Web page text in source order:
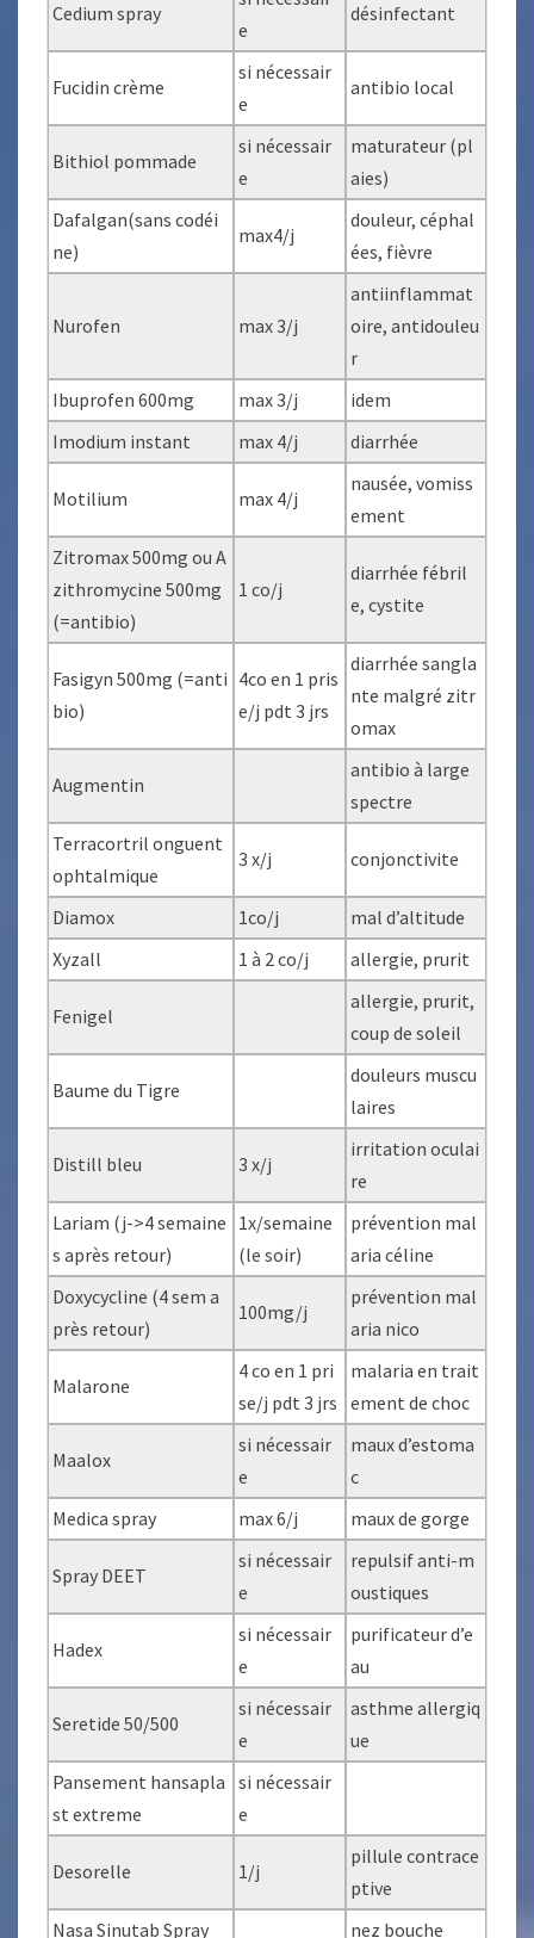
Cedium spray
e
désinfectant
Fucidin crème
si nécessair
e
antibio local
Bithiol pommade
si nécessair
e
maturateur (pl
aies)
Dafalgan(sans codéi
ne)
max4/j
douleur, céphal
ées, fièvre
Nurofen max 3/j
antiinflammat
oire, antidouleu
r
Ibuprofen 600mg
max 3/j
idem
Imodium instant
max 4/j diarrhée
Motilium max 4/j
nausée, vomiss
ement
Zitromax 500mg ou A
zithromycine 500mg
(=antibio)
1 co/j
diarrhée fébril
e, cystite
Fasigyn 500mg (=anti
bio)
4co en 1 pris
e/j pdt 3 jrs
diarrhée sangla
nte malgré zitr
omax
Augmentin
antibio à large
spectre
Terracortril onguent
ophtalmique
3 x/j conjonctivite
Diamox 1co/j
mal d’altitude
Xyzall
1 à 2 co/j allergie, prurit
Fenigel
allergie, prurit,
coup de soleil
Baume du Tigre
douleurs muscu
laires
Distill bleu 3 x/j
irritation oculai
re
Lariam (j->4 semaine
s après retour)
1x/semaine
(le soir)
prévention mal
aria céline
Doxycycline (4 sem a
près retour)
100mg/j
prévention mal
aria nico
Malarone
4 co en 1 pri
se/j pdt 3 jrs
malaria en trait
ement de choc
Maalox
si nécessair
e
maux d’estoma
c
Medica spray
max 6/j maux de gorge
Spray DEET
si nécessair
e
repulsif anti-m
oustiques
Hadex
si nécessair
e
purificateur d’e
au
Seretide 50/500
si nécessair
e
asthme allergiq
ue
Pansement hansapla
st extreme
si nécessair
e
Desorelle 1/j
pillule contrace
ptive
Nasa Sinutab Spray
nez bouche